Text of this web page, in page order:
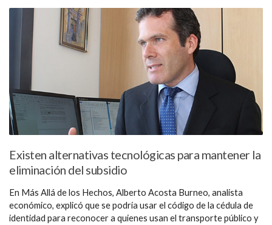
Existen alternativas tecnológicas para mantener la
eliminación del subsidio
En Más Allá de los Hechos, Alberto Acosta Burneo, analista
económico, explicó que se podría usar el código de la cédula de
identidad para reconocer a quienes usan el transporte público y